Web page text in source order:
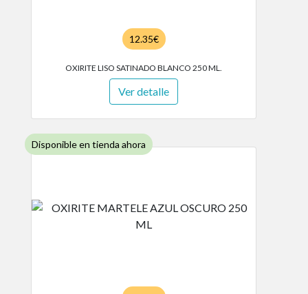
12.35€
OXIRITE LISO SATINADO BLANCO 250 ML.
Ver detalle
Disponible en tienda ahora